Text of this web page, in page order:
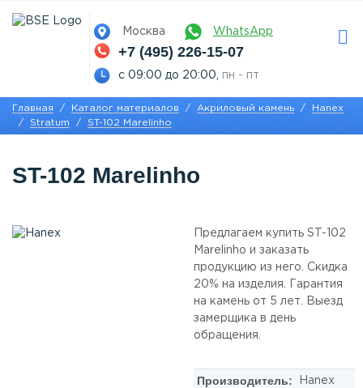
Москва WhatsApp
+7 (495) 226-15-07
с 09:00 до 20:00, пн - пт
Главная Каталог материалов Акриловый камень
Hanex
Stratum
ST-102 Marelinho
ST-102 Marelinho
Предлагаем купить ST-102
Marelinho и заказать
продукцию из него. Скидка
20% на изделия. Гарантия
на камень от 5 лет. Выезд
замерщика в день
обращения.
Производитель: Hanex